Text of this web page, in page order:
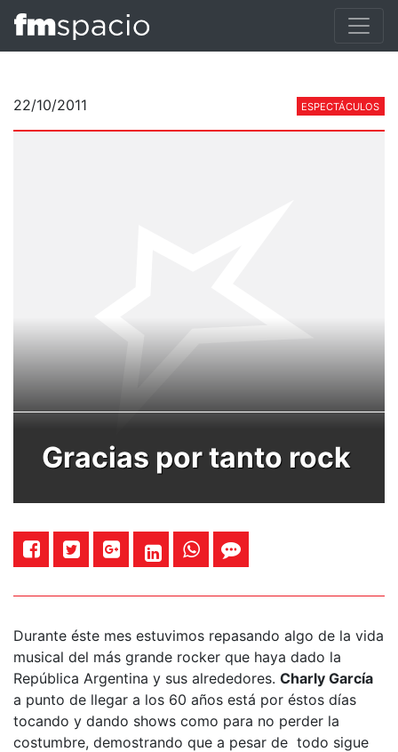
22/10/2011 ESPECTÁCULOS
Gracias por tanto rock
Durante éste mes estuvimos repasando algo de la vida
musical del más grande rocker que haya dado la
República Argentina y sus alrededores. Charly García
a punto de llegar a los 60 años está por éstos días
tocando y dando shows como para no perder la
costumbre, demostrando que a pesar de todo sigue